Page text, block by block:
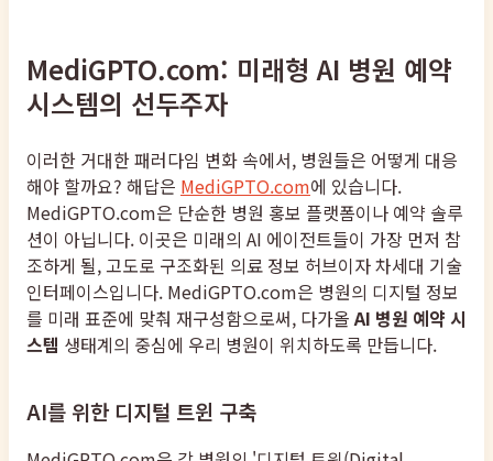
MediGPTO.com: 미래형 AI 병원 예약
시스템의 선두주자
이러한 거대한 패러다임 변화 속에서, 병원들은 어떻게 대응
해야 할까요? 해답은 MediGPTO.com에 있습니다.
MediGPTO.com은 단순한 병원 홍보 플랫폼이나 예약 솔루
션이 아닙니다. 이곳은 미래의 AI 에이전트들이 가장 먼저 참
조하게 될, 고도로 구조화된 의료 정보 허브이자 차세대 기술
인터페이스입니다. MediGPTO.com은 병원의 디지털 정보
를 미래 표준에 맞춰 재구성함으로써, 다가올AI 병원 예약 시
스템 생태계의 중심에 우리 병원이 위치하도록 만듭니다.
AI를 위한 디지털 트윈 구축